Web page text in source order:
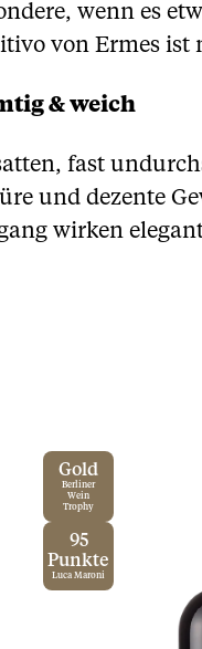
wenn es
von Ermes ist
& weich
fast
und dezente
wirken
Gold
Berliner
Wein
Trophy
95
Punkte
Luca Maroni